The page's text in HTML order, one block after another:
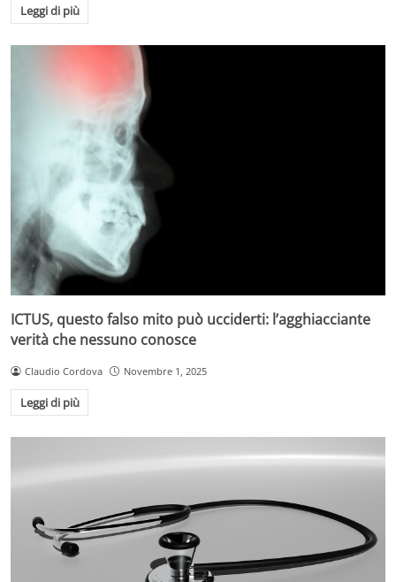
Leggi di più
ICTUS, questo falso mito può ucciderti: l’agghiacciante
verità che nessuno conosce
Claudio Cordova Novembre 1, 2025
Leggi di più